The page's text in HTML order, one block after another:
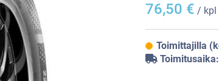
76,50 € / kpl
Toimittajilla
Toimitusaika: